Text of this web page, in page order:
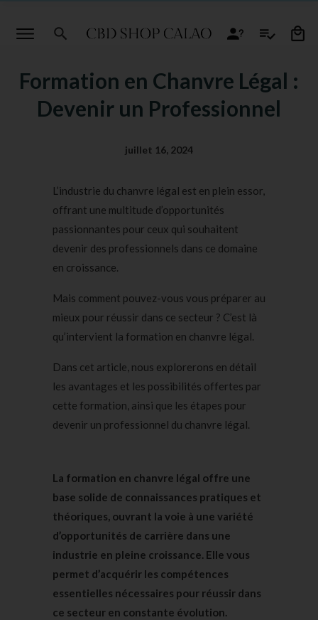
Formation en Chanvre Légal :
Devenir un Professionnel
juillet 16, 2024
L’industrie du chanvre légal est en plein essor,
offrant une multitude d’opportunités
passionnantes pour ceux qui souhaitent
devenir des professionnels dans ce domaine
en croissance.
Mais comment pouvez-vous vous préparer au
mieux pour réussir dans ce secteur ? C’est là
qu’intervient la formation en chanvre légal.
Dans cet article, nous explorerons en détail
les avantages et les possibilités offertes par
cette formation, ainsi que les étapes pour
devenir un professionnel du chanvre légal.
La formation en chanvre légal offre une
base solide de connaissances pratiques et
théoriques, ouvrant la voie à une variété
d’opportunités de carrière dans une
industrie en pleine croissance. Elle vous
permet d’acquérir les compétences
essentielles nécessaires pour réussir dans
ce secteur en constante évolution.